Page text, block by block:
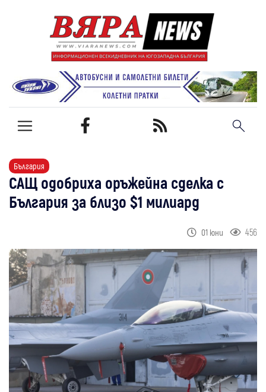
България
САЩ одобриха оръжейна сделка с
България за близо $1 милиард
01 юни 456